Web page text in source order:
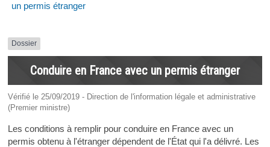
un permis étranger
Dossier
Conduire en France avec un permis étranger
Vérifié le 25/09/2019 - Direction de l'information légale et administrative
(Premier ministre)
Les conditions à remplir pour conduire en France avec un
permis obtenu à l'étranger dépendent de l'État qui l'a délivré. Les